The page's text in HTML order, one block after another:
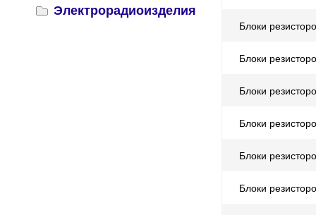
Электрорадиоизделия
Блоки
Блоки
Блоки
Блоки
Блоки
Блоки